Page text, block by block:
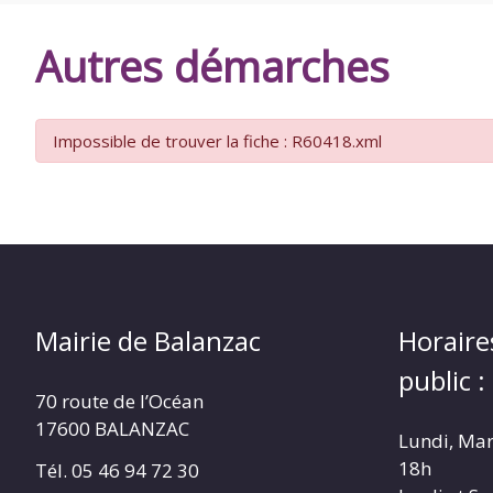
Autres démarches
Impossible de trouver la fiche : R60418.xml
Mairie de Balanzac
70 route de l’Océan
17600 BALANZAC
Tél. 05 46 94 72 30
public :
Lundi,
18h